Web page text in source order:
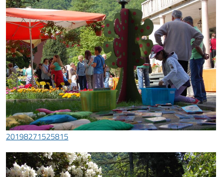
20198271525815